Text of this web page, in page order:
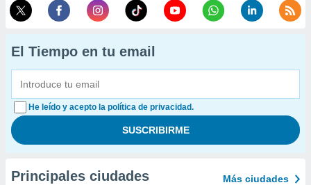
El Tiempo en tu email
He leído y acepto la política de privacidad.
Principales ciudades Más ciudades